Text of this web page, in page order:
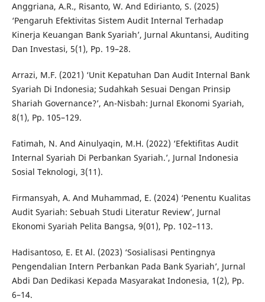
Anggriana, A.R., Risanto, W. And Edirianto, S. (2025)
‘Pengaruh Efektivitas Sistem Audit Internal Terhadap
Kinerja Keuangan Bank Syariah’, Jurnal Akuntansi, Auditing
Dan Investasi, 5(1), Pp. 19–28.
Arrazi, M.F. (2021) ‘Unit Kepatuhan Dan Audit Internal Bank
Syariah Di Indonesia; Sudahkah Sesuai Dengan Prinsip
Shariah Governance?’, An-Nisbah: Jurnal Ekonomi Syariah,
8(1), Pp. 105–129.
Fatimah, N. And Ainulyaqin, M.H. (2022) ‘Efektifitas Audit
Internal Syariah Di Perbankan Syariah.’, Jurnal Indonesia
Sosial Teknologi, 3(11).
Firmansyah, A. And Muhammad, E. (2024) ‘Penentu Kualitas
Audit Syariah: Sebuah Studi Literatur Review’, Jurnal
Ekonomi Syariah Pelita Bangsa, 9(01), Pp. 102–113.
Hadisantoso, E. Et Al. (2023) ‘Sosialisasi Pentingnya
Pengendalian Intern Perbankan Pada Bank Syariah’, Jurnal
Abdi Dan Dedikasi Kepada Masyarakat Indonesia, 1(2), Pp.
6–14.